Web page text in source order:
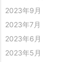
2023年9月
2023年7月
2023年6月
2023年5月